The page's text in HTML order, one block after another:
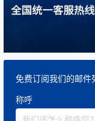
免费订阅我们的邮件
称呼